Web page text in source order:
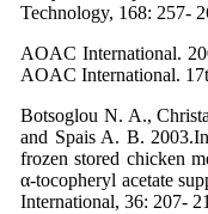
Technology, 168: 257-
AOAC International.
AOAC International.
Botsoglou N. A.,
and Spais A. B.
frozen stored chicken
α-tocopheryl acetate
International, 36: 207-